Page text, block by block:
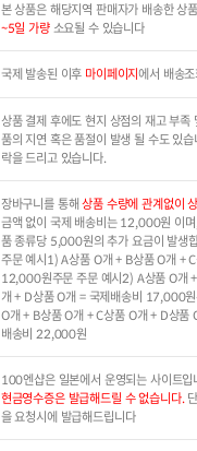
본 상품은 해당지역 판매자가 배송한 상
~5일 가량소요될 수 있습니다
국제 발송된 이후 마이페이지에서 배송
상품 결제 후에도 현지 상점의 재고 부족
품의 지연 혹은 품절이 발생 될 수도 있
락을 드리고 있습니다.
장바구니를 통해상품 수량에 관계없이
금액 없이 국제 배송비는 12,000원 이
품 종류당 5,000원의 추가 요금이 발생
주문 예시1) A상품 O개 + B상품 O개 +
12,000원주문 주문 예시2) A상품 O개
개 + D상품 O개 = 국제배송비 17,000
O개 + B상품 O개 + C상품 O개 + D상품
배송비 22,000원
100엔샵은 일본에서 운영되는 사이트
현금영수증은 발급해드릴 수 없습니다.
을 요청시에 발급해드립니다